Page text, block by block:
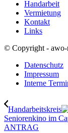
Handarbeit
Vermietung
Kontakt
Links
© Copyright - awo-
Datenschutz
Impressum
Interne
Handarbeitskreis
Seniorenkino im
ANTRAG